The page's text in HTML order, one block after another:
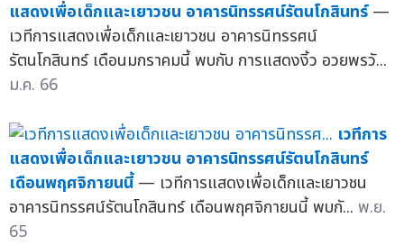
แสดงเพื่อเด็กและเยาวชน อาคารนิทรรศน์รัตนโกสินทร์ —
เวทีการแสดงเพื่อเด็กและเยาวชน อาคารนิทรรศน์
รัตนโกสินทร์ เดือนมกราคมนี้ พบกับ การแสดงงิ้ว อวยพรวั...
ม.ค. 66
เวทีการ
แสดงเพื่อเด็กและเยาวชน อาคารนิทรรศน์รัตนโกสินทร์
เดือนพฤศจิกายนนี้ — เวทีการแสดงเพื่อเด็กและเยาวชน
อาคารนิทรรศน์รัตนโกสินทร์ เดือนพฤศจิกายนนี้ พบกั... พ.ย.
65